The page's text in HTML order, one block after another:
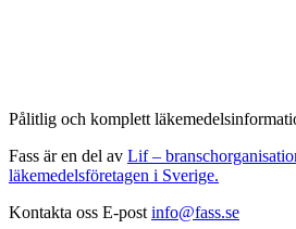
Pålitlig och komplett
Fass är en del av Lif –
läkemedelsföretagen i Sverige.
Kontakta oss E-post info@fass.se